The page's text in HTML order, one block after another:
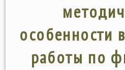
особенности
работы по